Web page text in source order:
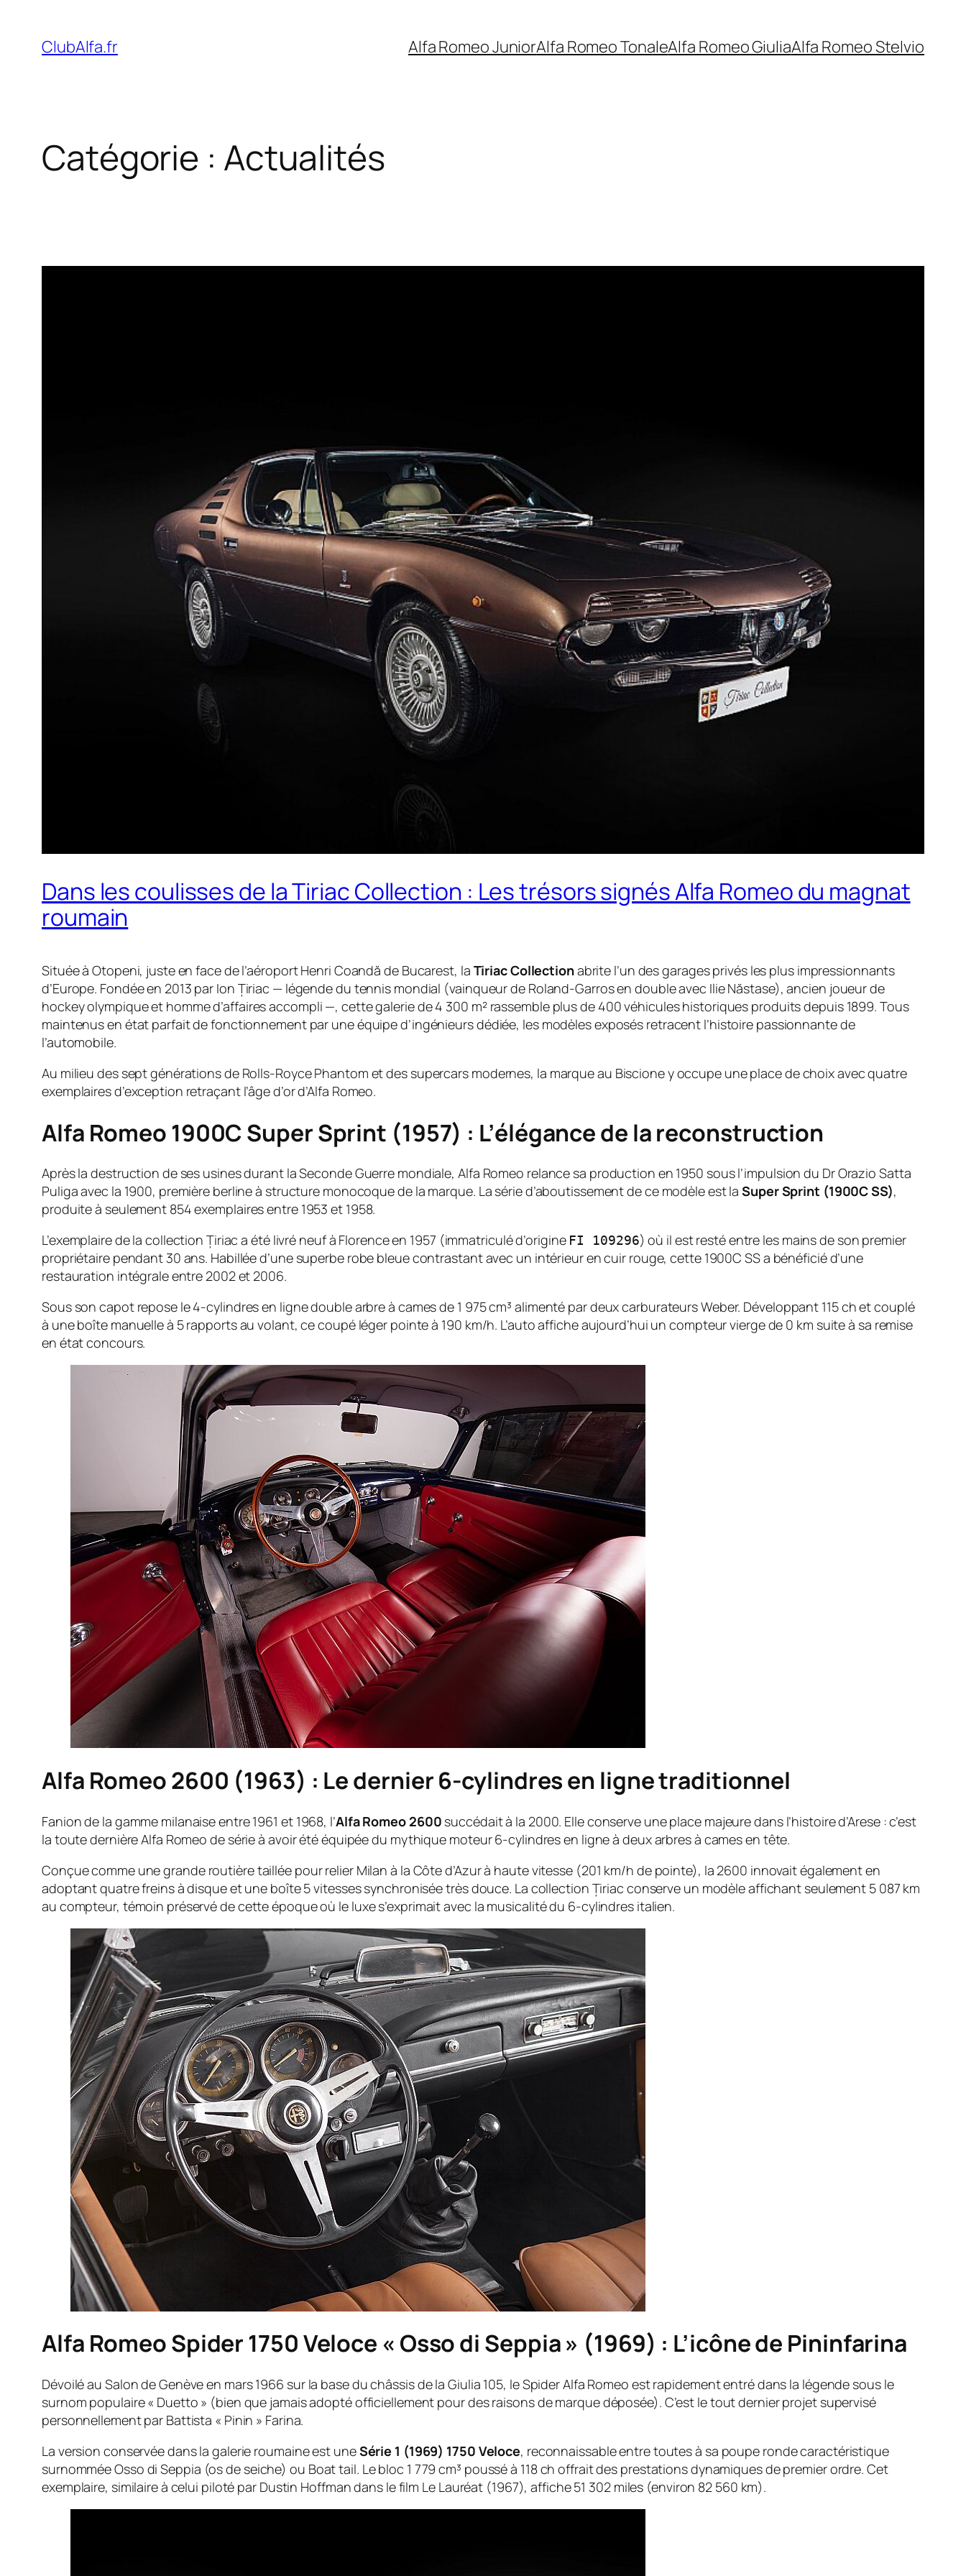
contenu
ClubAlfa.fr Alfa Romeo JuniorAlfa Romeo TonaleAlfa Romeo GiuliaAlfa Romeo Stelvio
Catégorie : Actualités
Dans les coulisses de la Tiriac Collection : Les trésors signés Alfa Romeo du magnat
roumain
Située à Otopeni, juste en face de l’aéroport Henri Coandă de Bucarest, la Tiriac Collectionabrite l’un des garages privés les plus impressionnants
d’Europe. Fondée en 2013 par Ion Țiriac — légende du tennis mondial (vainqueur de Roland-Garros en double avec Ilie Năstase), ancien joueur de
hockey olympique et homme d’affaires accompli —, cette galerie de 4 300 m² rassemble plus de 400 véhicules historiques produits depuis 1899. Tous
maintenus en état parfait de fonctionnement par une équipe d’ingénieurs dédiée, les modèles exposés retracent l’histoire passionnante de
l’automobile.
Au milieu des sept générations de Rolls-Royce Phantom et des supercars modernes, la marque au Biscione y occupe une place de choix avec quatre
exemplaires d’exception retraçant l’âge d’or d’Alfa Romeo.
Alfa Romeo 1900C Super Sprint (1957) : L’élégance de la reconstruction
Après la destruction de ses usines durant la Seconde Guerre mondiale, Alfa Romeo relance sa production en 1950 sous l’impulsion du Dr Orazio Satta
Puliga avec la 1900, première berline à structure monocoque de la marque. La série d’aboutissement de ce modèle est laSuper Sprint (1900C SS),
produite à seulement 854 exemplaires entre 1953 et 1958.
L’exemplaire de la collection Țiriac a été livré neuf à Florence en 1957 (immatriculé d’origine FI 109296) où il est resté entre les mains de son premier
propriétaire pendant 30 ans. Habillée d’une superbe robe bleue contrastant avec un intérieur en cuir rouge, cette 1900C SS a bénéficié d’une
restauration intégrale entre 2002 et 2006.
Sous son capot repose le 4-cylindres en ligne double arbre à cames de 1 975 cm³ alimenté par deux carburateurs Weber. Développant 115 ch et couplé
à une boîte manuelle à 5 rapports au volant, ce coupé léger pointe à 190 km/h. L’auto affiche aujourd’hui un compteur vierge de 0 km suite à sa remise
en état concours.
Alfa Romeo 2600 (1963) : Le dernier 6-cylindres en ligne traditionnel
Fanion de la gamme milanaise entre 1961 et 1968, l’Alfa Romeo 2600 succédait à la 2000. Elle conserve une place majeure dans l’histoire d’Arese : c’est
la toute dernière Alfa Romeo de série à avoir été équipée du mythique moteur 6-cylindres en ligne à deux arbres à cames en tête.
Conçue comme une grande routière taillée pour relier Milan à la Côte d’Azur à haute vitesse (201 km/h de pointe), la 2600 innovait également en
adoptant quatre freins à disque et une boîte 5 vitesses synchronisée très douce. La collection Țiriac conserve un modèle affichant seulement 5 087 km
au compteur, témoin préservé de cette époque où le luxe s’exprimait avec la musicalité du 6-cylindres italien.
Alfa Romeo Spider 1750 Veloce « Osso di Seppia » (1969) : L’icône de Pininfarina
Dévoilé au Salon de Genève en mars 1966 sur la base du châssis de la Giulia 105, le Spider Alfa Romeo est rapidement entré dans la légende sous le
surnom populaire « Duetto » (bien que jamais adopté officiellement pour des raisons de marque déposée). C’est le tout dernier projet supervisé
personnellement par Battista « Pinin » Farina.
La version conservée dans la galerie roumaine est uneSérie 1 (1969) 1750 Veloce, reconnaissable entre toutes à sa poupe ronde caractéristique
surnomméeOsso di Seppia (os de seiche) ou Boat tail. Le bloc 1 779 cm³ poussé à 118 ch offrait des prestations dynamiques de premier ordre. Cet
exemplaire, similaire à celui piloté par Dustin Hoffman dans le film Le Lauréat (1967), affiche 51 302 miles (environ 82 560 km).